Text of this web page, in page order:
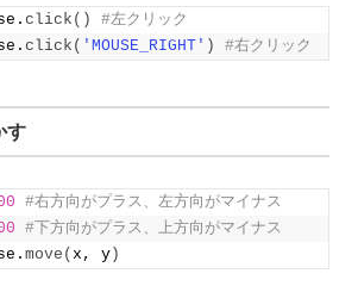
click ()
#左クリック
click ( 'MOUSE_RIGHT' ) #右クリック
す
#右方向がプラス、左方向がマイナス
#下方向がプラス、上方向がマイナス
move (x, y)